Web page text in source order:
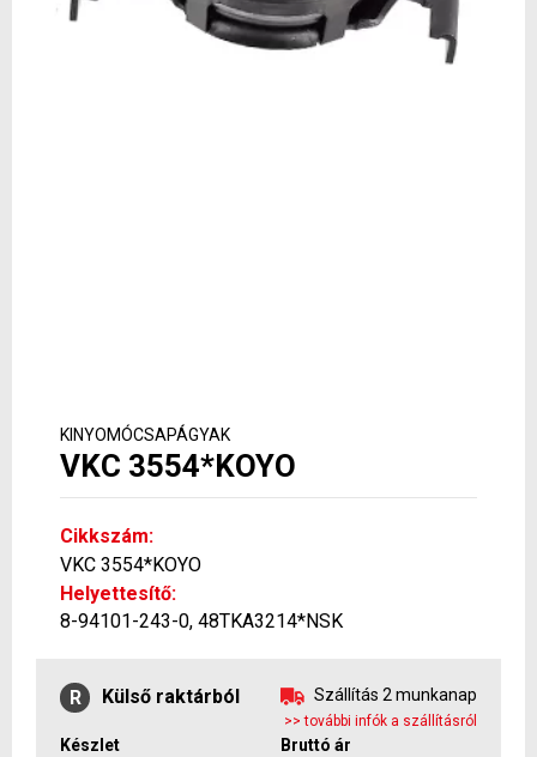
KINYOMÓCSAPÁGYAK
VKC 3554*KOYO
Cikkszám:
VKC 3554*KOYO
Helyettesítő:
8-94101-243-0, 48TKA3214*NSK
R Külső raktárból Szállítás 2 munkanap
>> további infók a szállításról
Készlet Bruttó ár